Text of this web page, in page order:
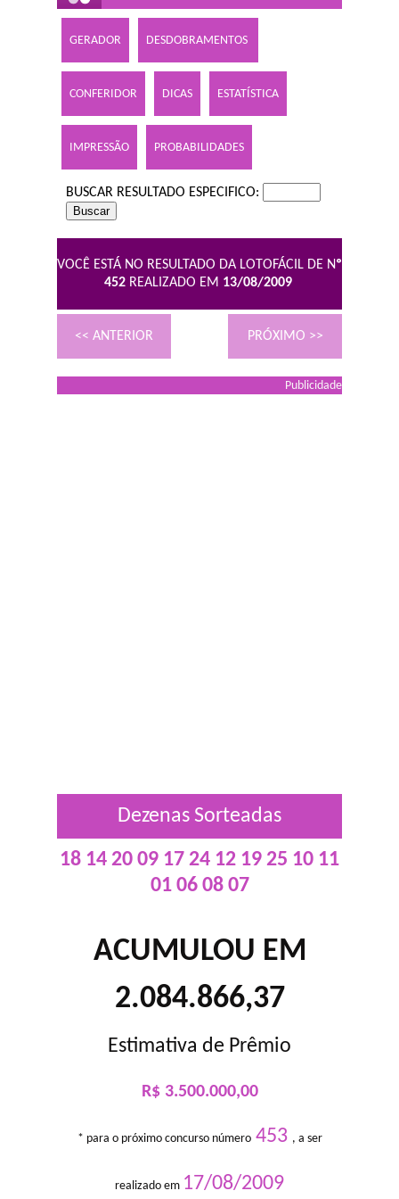
GERADOR DESDOBRAMENTOS
CONFERIDOR DICAS ESTATÍSTICA
IMPRESSÃO PROBABILIDADES
BUSCAR RESULTADO ESPECIFICO:
VOCÊ ESTÁ NO RESULTADO DA LOTOFÁCIL DE Nº
452 REALIZADO EM 13/08/2009
<< ANTERIOR PRÓXIMO >>
Publicidade
Dezenas Sorteadas
18 14 20 09 17 24 12 19 25 10 11
01 06 08 07
ACUMULOU EM
2.084.866,37
Estimativa de Prêmio
R$ 3.500.000,00
* para o próximo concurso número453 , a ser
realizado em 17/08/2009